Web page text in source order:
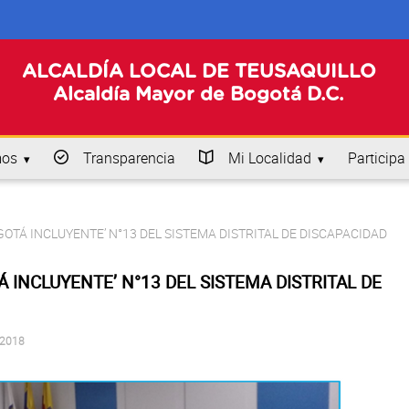
ALCALDÍA LOCAL DE TEUSAQUILLO
Alcaldía Mayor de Bogotá D.C.
Transparencia Mi Localidad Participa
INCLUYENTE’ N°13 DEL SISTEMA DISTRITAL DE DISCAPACIDAD
INCLUYENTE’ N°13 DEL SISTEMA DISTRITAL DE